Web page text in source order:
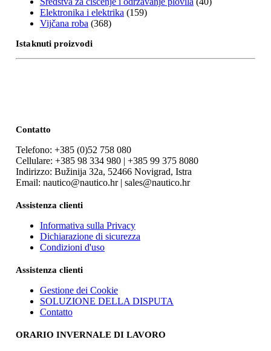
Elektronika i elektrika (159)
Vijčana roba (368)
Istaknuti proizvodi
Contatto
Telefono: +385 (0)52 758 080
Cellulare: +385 98 334 980 | +385 99 375 8080
Indirizzo: Bužinija 32a, 52466 Novigrad, Istra
Email: nautico@nautico.hr | sales@nautico.hr
Assistenza clienti
Informativa sulla Privacy
Dichiarazione di sicurezza
Condizioni d'uso
Assistenza clienti
Gestione dei Cookie
SOLUZIONE DELLA DISPUTA
Contatto
ORARIO INVERNALE DI LAVORO